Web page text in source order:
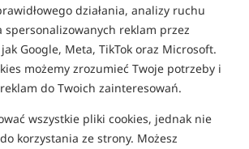
działania, analizy ruchu
spersonalizowanych reklam przez
Google, Meta, TikTok oraz Microsoft.
możemy zrozumieć Twoje potrzeby i
do Twoich zainteresowań.
wszystkie pliki cookies, jednak nie
korzystania ze strony. Możesz